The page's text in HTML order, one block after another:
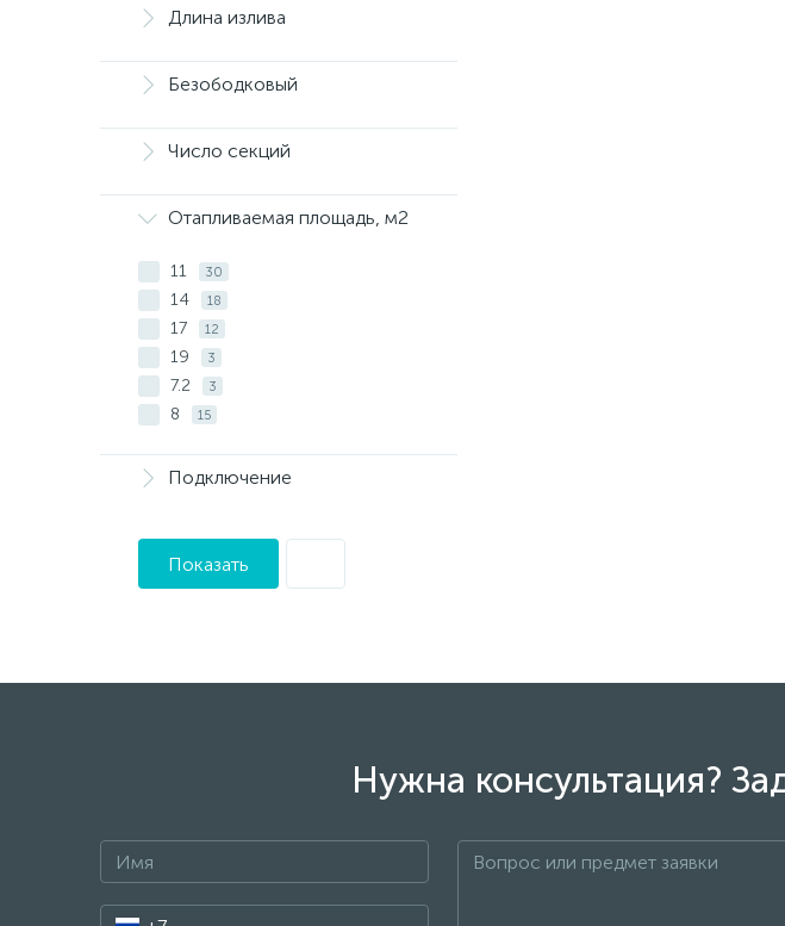
Длина излива
Безободковый
Число секций
Отапливаемая площадь, м2
11 30
14 18
17 12
19 3
7.2 3
8 15
Подключение
Показать
Нужна консультация?